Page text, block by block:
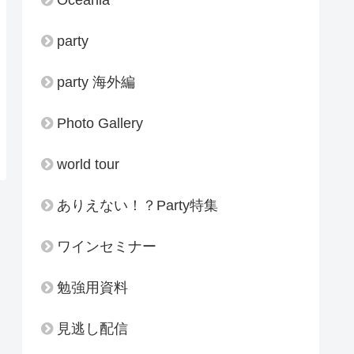
party
party 海外編
Photo Gallery
world tour
ありえない！？Party特集
ワインセミナー
勉強用資料
見逃し配信